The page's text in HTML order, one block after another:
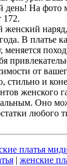
На фото
172.
женский
В платье
от
стильно и
женского
Оно
любого
платья
| женские